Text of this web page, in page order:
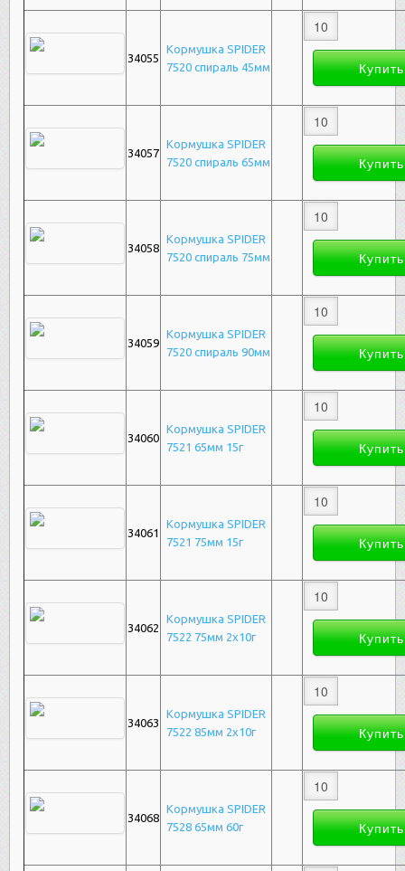
34055
Кормушка SPIDER
7520 спираль 45мм
34057
Кормушка SPIDER
7520 спираль 65мм
34058
Кормушка SPIDER
7520 спираль 75мм
34059
Кормушка SPIDER
7520 спираль 90мм
34060
Кормушка SPIDER
7521 65мм 15г
34061
Кормушка SPIDER
7521 75мм 15г
34062
Кормушка SPIDER
7522 75мм 2х10г
34063
Кормушка SPIDER
7522 85мм 2х10г
34068
Кормушка SPIDER
7528 65мм 60г